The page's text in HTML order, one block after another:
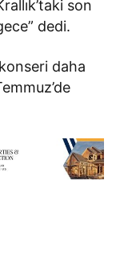
son
dedi.
daha